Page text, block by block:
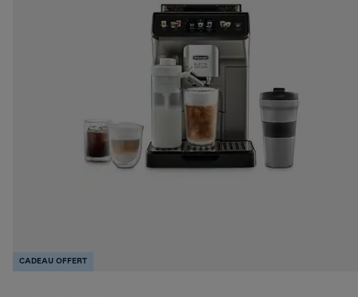
CADEAU OFFERT